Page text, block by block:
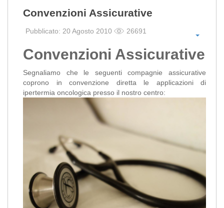
Convenzioni Assicurative
Pubblicato: 20 Agosto 2010 26691
Convenzioni Assicurative
Segnaliamo che le seguenti compagnie assicurative
coprono in convenzione diretta le applicazioni di
ipertermia oncologica presso il nostro centro: